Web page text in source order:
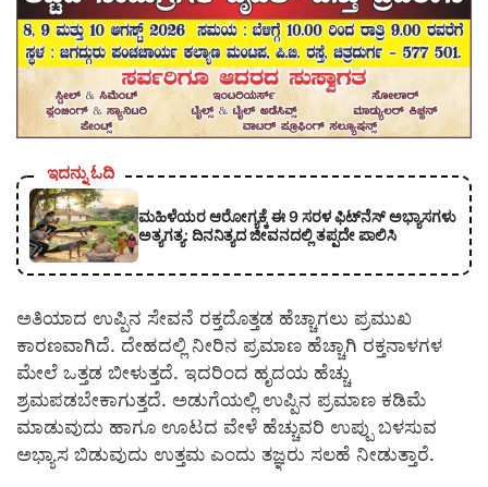
ಇದನ್ನು ಓದಿ
ಮಹಿಳೆಯರ ಆರೋಗ್ಯಕ್ಕೆ ಈ 9 ಸರಳ ಫಿಟ್‌ನೆಸ್‌ ಅಭ್ಯಾಸಗಳು
ಅತ್ಯಗತ್ಯ: ದಿನನಿತ್ಯದ ಜೀವನದಲ್ಲಿ ತಪ್ಪದೇ ಪಾಲಿಸಿ
ಅತಿಯಾದ ಉಪ್ಪಿನ ಸೇವನೆ ರಕ್ತದೊತ್ತಡ ಹೆಚ್ಚಾಗಲು ಪ್ರಮುಖ
ಕಾರಣವಾಗಿದೆ. ದೇಹದಲ್ಲಿ ನೀರಿನ ಪ್ರಮಾಣ ಹೆಚ್ಚಾಗಿ ರಕ್ತನಾಳಗಳ
ಮೇಲೆ ಒತ್ತಡ ಬೀಳುತ್ತದೆ. ಇದರಿಂದ ಹೃದಯ ಹೆಚ್ಚು
ಶ್ರಮಪಡಬೇಕಾಗುತ್ತದೆ. ಅಡುಗೆಯಲ್ಲಿ ಉಪ್ಪಿನ ಪ್ರಮಾಣ ಕಡಿಮೆ
ಮಾಡುವುದು ಹಾಗೂ ಊಟದ ವೇಳೆ ಹೆಚ್ಚುವರಿ ಉಪ್ಪು ಬಳಸುವ
ಅಭ್ಯಾಸ ಬಿಡುವುದು ಉತ್ತಮ ಎಂದು ತಜ್ಞರು ಸಲಹೆ ನೀಡುತ್ತಾರೆ.